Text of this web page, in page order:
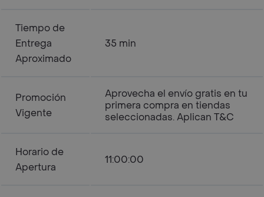
Tiempo de
Entrega
Aproximado
35 min
Promoción
Vigente
Aprovecha el envío gratis en tu
primera compra en tiendas
seleccionadas. Aplican T&C
Horario de
Apertura
11:00:00